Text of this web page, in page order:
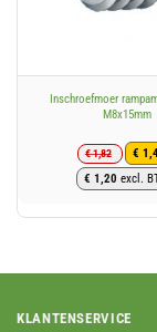
Inschroefmoer
M8x15mm
€1,82
prijs
€ 1,82.
€
prijs
€ 1,45.
€ 1,20 excl.
KLANTENSERVICE